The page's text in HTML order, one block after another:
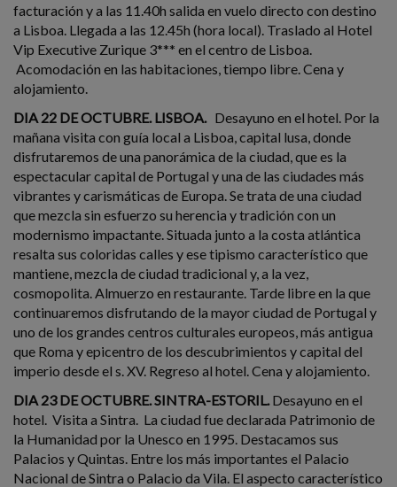
facturación y a las 11.40h salida en vuelo directo con destino
a Lisboa. Llegada a las 12.45h (hora local). Traslado al Hotel
Vip Executive Zurique 3*** en el centro de Lisboa.
Acomodación en las habitaciones, tiempo libre. Cena y
alojamiento.
DIA 22 DE OCTUBRE. LISBOA. Desayuno en el hotel. Por la
mañana visita con guía local a Lisboa, capital lusa, donde
disfrutaremos de una panorámica de la ciudad, que es la
espectacular capital de Portugal y una de las ciudades más
vibrantes y carismáticas de Europa. Se trata de una ciudad
que mezcla sin esfuerzo su herencia y tradición con un
modernismo impactante. Situada junto a la costa atlántica
resalta sus coloridas calles y ese tipismo característico que
mantiene, mezcla de ciudad tradicional y, a la vez,
cosmopolita. Almuerzo en restaurante. Tarde libre en la que
continuaremos disfrutando de la mayor ciudad de Portugal y
uno de los grandes centros culturales europeos, más antigua
que Roma y epicentro de los descubrimientos y capital del
imperio desde el s. XV. Regreso al hotel. Cena y alojamiento.
DIA 23 DE OCTUBRE. SINTRA-ESTORIL. Desayuno en el
hotel. Visita a Sintra. La ciudad fue declarada Patrimonio de
la Humanidad por la Unesco en 1995. Destacamos sus
Palacios y Quintas. Entre los más importantes el Palacio
Nacional de Sintra o Palacio da Vila. El aspecto característico